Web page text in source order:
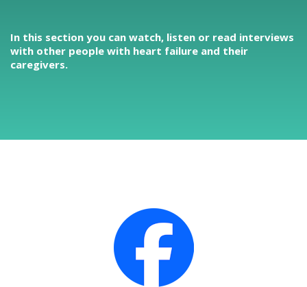
In this section you can watch, listen or read interviews
with other people with heart failure and their
caregivers.